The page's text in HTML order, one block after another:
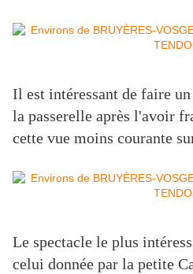
Il est intéressant de faire
la passerelle après l'avoir
cette vue moins courante
Le spectacle le plus
celui donnée par la petite